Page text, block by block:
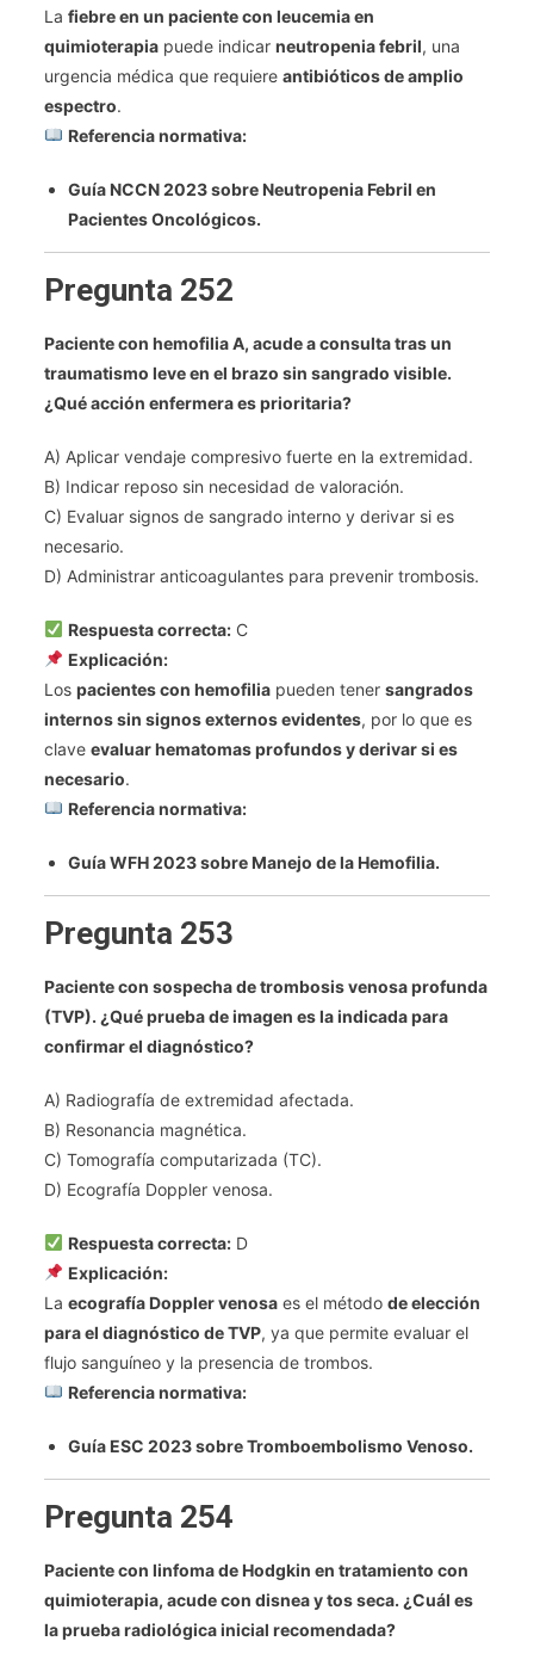
Lafiebre en un paciente con leucemia en
quimioterapia puede indicarneutropenia febril, una
urgencia médica que requiereantibióticos de amplio
espectro.
Referencia normativa:
Guía NCCN 2023 sobre Neutropenia Febril en
Pacientes Oncológicos.
Pregunta 252
Paciente con hemofilia A, acude a consulta tras un
traumatismo leve en el brazo sin sangrado visible.
¿Qué acción enfermera es prioritaria?
A) Aplicar vendaje compresivo fuerte en la extremidad.
B) Indicar reposo sin necesidad de valoración.
C) Evaluar signos de sangrado interno y derivar si es
necesario.
D) Administrar anticoagulantes para prevenir trombosis.
Respuesta correcta: C
Explicación:
Lospacientes con hemofilia pueden tenersangrados
internos sin signos externos evidentes, por lo que es
claveevaluar hematomas profundos y derivar si es
necesario.
Referencia normativa:
Guía WFH 2023 sobre Manejo de la Hemofilia.
Pregunta 253
Paciente con sospecha de trombosis venosa profunda
(TVP). ¿Qué prueba de imagen es la indicada para
confirmar el diagnóstico?
A) Radiografía de extremidad afectada.
B) Resonancia magnética.
C) Tomografía computarizada (TC).
D) Ecografía Doppler venosa.
Respuesta correcta: D
Explicación:
Laecografía Doppler venosa es el métodode elección
para el diagnóstico de TVP, ya que permite evaluar el
flujo sanguíneo y la presencia de trombos.
Referencia normativa:
Guía ESC 2023 sobre Tromboembolismo Venoso.
Pregunta 254
Paciente con linfoma de Hodgkin en tratamiento con
quimioterapia, acude con disnea y tos seca. ¿Cuál es
la prueba radiológica inicial recomendada?